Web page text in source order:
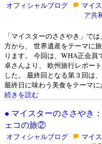
オフィシャルブログ マイ
ア共
「マイスターのささやき」で
方から、 世界遺産をテーマに
ります。 今回は、WHA正会
卓さんより、 欧州旅行レポー
した。 最終回となる第３回は
最終日に味わう美食をテーマ
続きを読む
● マイスターのささやき
ェコの旅②
オフィシャルブログ マイ